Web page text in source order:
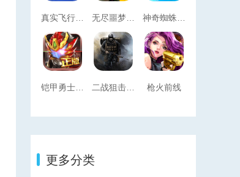
枪火前线
更多分类